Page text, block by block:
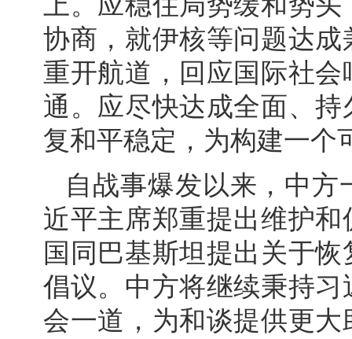
协商，就伊核等问题达
重开航道，回应国际社
通。应尽快达成全面、
复和平稳定，为构建一个
自战事爆发以来，中
近平主席郑重提出维护
国同巴基斯坦提出关于
倡议。中方将继续秉持
会一道，为和谈提供更